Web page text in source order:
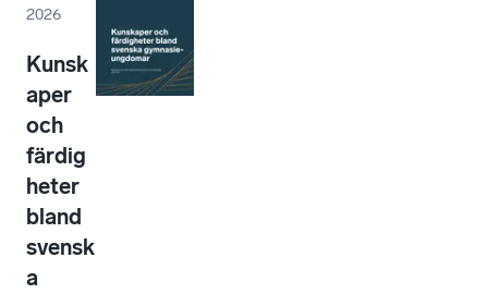
2026
Kunsk
aper
och
färdig
heter
bland
svensk
a